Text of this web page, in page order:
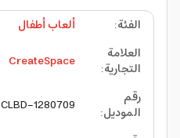
الفئة:
ألعاب أطفال
العلامة
التجارية:
CreateSpace
رقم
الموديل:
CLBD-1280709